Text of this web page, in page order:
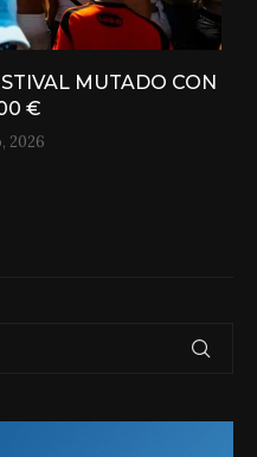
MUTADO CON
€
2026